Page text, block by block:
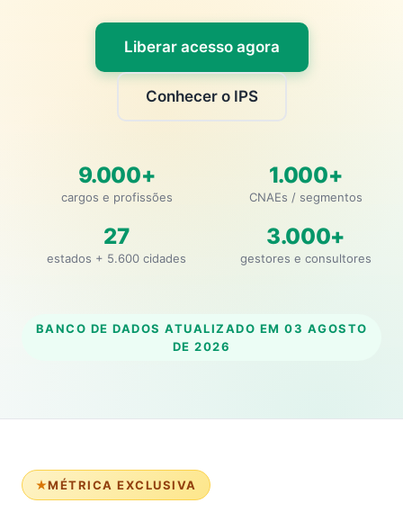
Liberar acesso agora
Conhecer o IPS
9.000+
cargos e profissões
1.000+
CNAEs / segmentos
27
estados + 5.600 cidades
3.000+
gestores e consultores
BANCO DE DADOS ATUALIZADO EM 03 AGOSTO
DE 2026
MÉTRICA EXCLUSIVA